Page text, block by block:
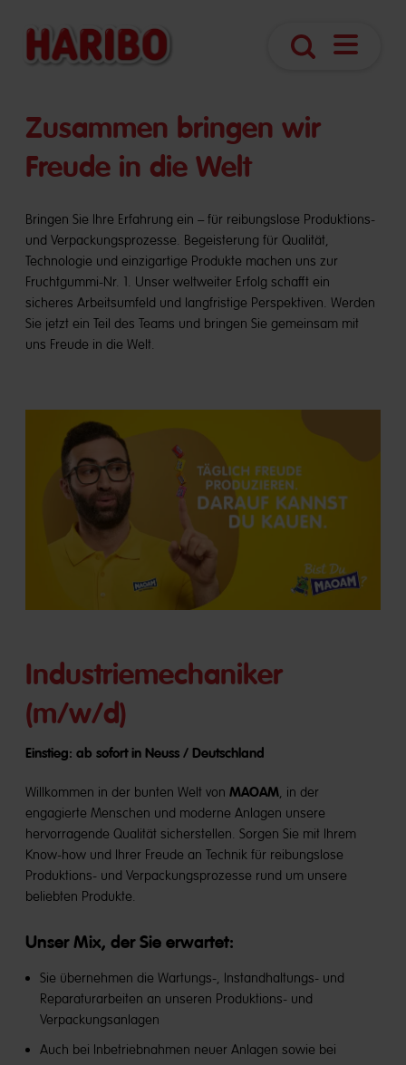
​​Zusammen bringen wir
Freude in die Welt
Bringen Sie Ihre Erfahrung ein – für reibungslose Produktions-
und Verpackungsprozesse. Begeisterung für Qualität,
Technologie und einzigartige Produkte machen uns zur
Fruchtgummi-Nr. 1. Unser weltweiter Erfolg schafft ein
sicheres Arbeitsumfeld und langfristige Perspektiven. Werden
Sie jetzt ein Teil des Teams und bringen Sie gemeinsam mit
uns Freude in die Welt.
Industriemechaniker
(m/w/d)
Einstieg: ab sofort in Neuss / Deutschland
Willkommen in der bunten Welt von MAOAM , in der
engagierte Menschen und moderne Anlagen unsere
hervorragende Qualität sicherstellen. Sorgen Sie mit Ihrem
Know-how und Ihrer Freude an Technik für reibungslose
Produktions- und Verpackungsprozesse rund um unsere
beliebten Produkte.
Unser Mix, der Sie erwartet:
Sie übernehmen die Wartungs-, Instandhaltungs- und
Reparaturarbeiten an unseren Produktions- und
Verpackungsanlagen
Auch bei Inbetriebnahmen neuer Anlagen sowie bei